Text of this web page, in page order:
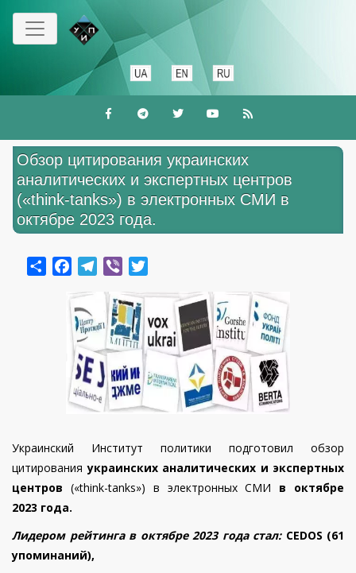
Перейти
основного
Обзор цитирования украинских
аналитических и экспертных центров
(«think-tanks») в электронных СМИ в
октябре 2023 года.
ShareFacebookTelegram
Viber
Украинский Институт политики
подготовил обзор
цитирования украинских аналитических и экспертных
центров («think-tanks») в электронных СМИ в октябре
2023 года.
Лидером рейтинга воктябре 2023 года стал:CEDOS (61
упоминаний),